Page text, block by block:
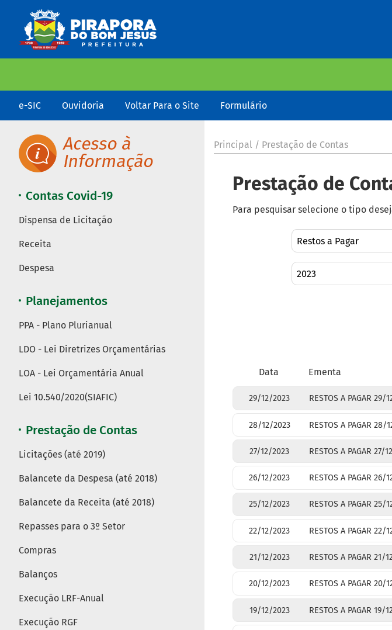
e-SIC Ouvidoria Voltar Para o Site Formulário
Contas Covid-19
Dispensa de Licitação
Receita
Despesa
Planejamentos
PPA - Plano Plurianual
LDO - Lei Diretrizes Orçamentárias
LOA - Lei Orçamentária Anual
Lei 10.540/2020(SIAFIC)
Prestação de Contas
Licitações (até 2019)
Balancete da Despesa (até 2018)
Balancete da Receita (até 2018)
Repasses para o 3º Setor
Compras
Balanços
Execução LRF-Anual
Execução RGF
Principal / Prestação de Contas
Prestação de
Para pesquisar selecione o tipo
Data Ementa
29/12/2023 RESTOS A PAGAR 29/
28/12/2023 RESTOS A PAGAR 28/
27/12/2023 RESTOS A PAGAR 27/
26/12/2023 RESTOS A PAGAR 26/
25/12/2023 RESTOS A PAGAR 25/
22/12/2023 RESTOS A PAGAR 22/
21/12/2023 RESTOS A PAGAR 21/
20/12/2023 RESTOS A PAGAR 20/
19/12/2023 RESTOS A PAGAR 19/